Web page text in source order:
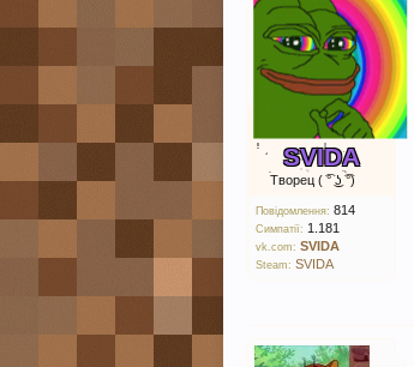
SVIDA
Творец ( ͡° ͜ʖ ͡°)
Повідомлення: 814
Симпатії: 1.181
vk.com: SVIDA
Steam: SVIDA